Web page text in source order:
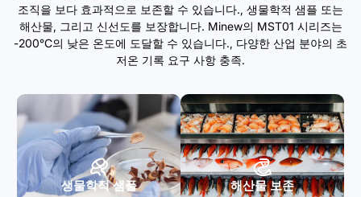
조직을 보다 효과적으로 보존할 수 있습니다., 생물학적 샘플 또는
해산물, 그리고 신선도를 보장합니다. Minew의 MST01 시리즈는
-200°C의 낮은 온도에 도달할 수 있습니다., 다양한 산업 분야의 초
저온 기록 요구 사항 충족.
생물학적 샘플 해산물 보존